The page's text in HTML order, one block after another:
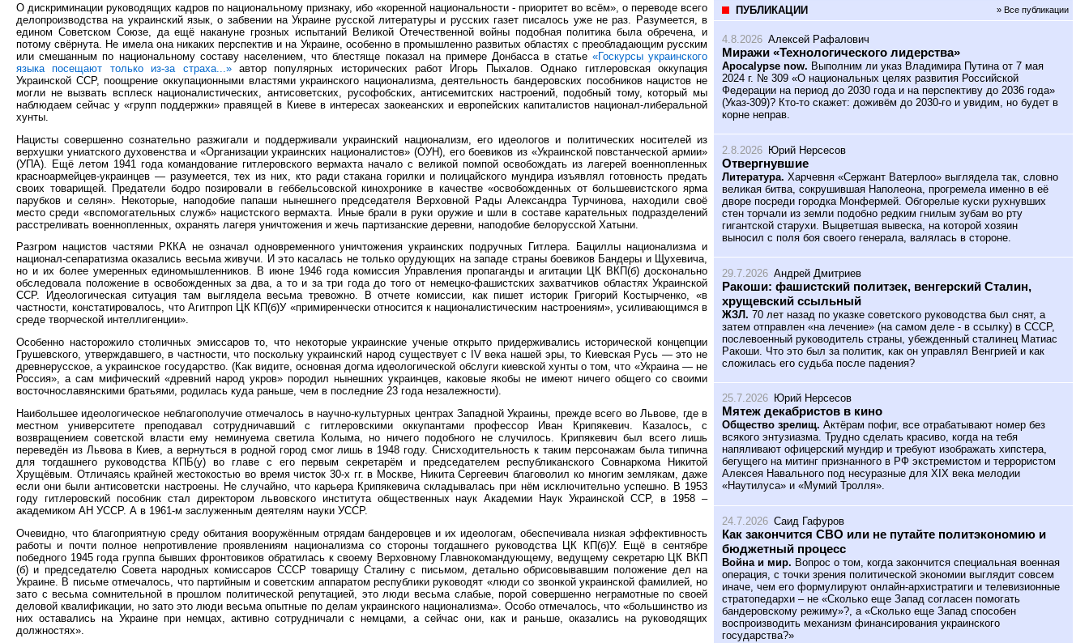
О дискриминации руководящих кадров по национальному признаку, ибо «коренной национальности - приоритет во всём», о переводе всего
делопроизводства на украинский язык, о забвении на Украине русской литературы и русских газет писалось уже не раз. Разумеется, в
едином Советском Союзе, да ещё накануне грозных испытаний Великой Отечественной войны подобная политика была обречена, и
потому свёрнута. Не имела она никаких перспектив и на Украине, особенно в промышленно развитых областях с преобладающим русским
или смешанным по национальному составу населением, что блестяще показал на примере Донбасса в статье «Госкурсы украинского
языка посещают только из-за страха...»автор популярных исторических работ Игорь Пыхалов. Однако гитлеровская оккупация
Украинской ССР, поощрение оккупационными властями украинского национализма, деятельность бандеровских пособников нацистов не
могли не вызвать всплеск националистических, антисоветских, русофобских, антисемитских настроений, подобный тому, который мы
наблюдаем сейчас у «групп поддержки» правящей в Киеве в интересах заокеанских и европейских капиталистов национал-либеральной
хунты.
Нацисты совершенно сознательно разжигали и поддерживали украинский национализм, его идеологов и политических носителей из
верхушки униатского духовенства и «Организации украинских националистов» (ОУН), его боевиков из «Украинской повстанческой армии»
(УПА). Ещё летом 1941 года командование гитлеровского вермахта начало с великой помпой освобождать из лагерей военнопленных
красноармейцев-украинцев — разумеется, тех из них, кто ради стакана горилки и полицайского мундира изъявлял готовность предать
своих товарищей. Предатели бодро позировали в геббельсовской кинохронике в качестве «освобожденных от большевистского ярма
парубков и селян». Некоторые, наподобие папаши нынешнего председателя Верховной Рады Александра Турчинова, находили своё
место среди «вспомогательных служб» нацистского вермахта. Иные брали в руки оружие и шли в составе карательных подразделений
расстреливать военнопленных, охранять лагеря уничтожения и жечь партизанские деревни, наподобие белорусской Хатыни.
Разгром нацистов частями РККА не означал одновременного уничтожения украинских подручных Гитлера. Бациллы национализма и
национал-сепаратизма оказались весьма живучи. И это касалась не только орудующих на западе страны боевиков Бандеры и Щухевича,
но и их более умеренных единомышленников. В июне 1946 года комиссия Управления пропаганды и агитации ЦК ВКП(б) досконально
обследовала положение в освобожденных за два, а то и за три года до того от немецко-фашистских захватчиков областях Украинской
ССР. Идеологическая ситуация там выглядела весьма тревожно. В отчете комиссии, как пишет историк Григорий Костырченко, «в
частности, констатировалось, что Агитпроп ЦК КП(б)У «примиренчески относится к националистическим настроениям», усиливающимся в
среде творческой интеллигенции».
Особенно насторожило столичных эмиссаров то, что некоторые украинские ученые открыто придерживались исторической концепции
Грушевского, утверждавшего, в частности, что поскольку украинский народ существует с IV века нашей эры, то Киевская Русь — это не
древнерусское, а украинское государство. (Как видите, основная догма идеологической обслуги киевской хунты о том, что «Украина — не
Россия», а сам мифический «древний народ укров» породил нынешних украинцев, каковые якобы не имеют ничего общего со своими
восточнославянскими братьями, родилась куда раньше, чем в последние 23 года незалежности).
Наибольшее идеологическое неблагополучие отмечалось в научно-культурных центрах Западной Украины, прежде всего во Львове, где в
местном университете преподавал сотрудничавший с гитлеровскими оккупантами профессор Иван Крипякевич. Казалось, с
возвращением советской власти ему неминуема светила Колыма, но ничего подобного не случилось. Крипякевич был всего лишь
переведён из Львова в Киев, а вернуться в родной город смог лишь в 1948 году. Снисходительность к таким персонажам была типична
для тогдашнего руководства КПБ(у) во главе с его первым секретарём и председателем республиканского Совнаркома Никитой
Хрущёвым. Отличаясь крайней жестокостью во время чисток 30-х гг. в Москве, Никита Сергеевич благоволил ко многим землякам, даже
если они были антисоветски настроены. Не случайно, что карьера Крипякевича складывалась при нём исключительно успешно. В 1953
году гитлеровский пособник стал директором львовского института общественных наук Академии Наук Украинской ССР, в 1958 –
академиком АН УССР. А в 1961-м заслуженным деятелям науки УССР.
Очевидно, что благоприятную среду обитания вооружённым отрядам бандеровцев и их идеологам, обеспечивала низкая эффективность
работы и почти полное непротивление проявлениям национализма со стороны тогдашнего руководства ЦК КП(б)У. Ещё в сентябре
победного 1945 года группа бывших фронтовиков обратилась к своему Верховному Главнокомандующему, ведущему секретарю ЦК ВКП
(б) и председателю Совета народных комиссаров СССР товарищу Сталину с письмом, детально обрисовывавшим положение дел на
Украине. В письме отмечалось, что партийным и советским аппаратом республики руководят «люди со звонкой украинской фамилией, но
зато с весьма сомнительной в прошлом политической репутацией, это люди весьма слабые, порой совершенно неграмотные по своей
деловой квалификации, но зато это люди весьма опытные по делам украинского национализма». Особо отмечалось, что «большинство из
них оставались на Украине при немцах, активно сотрудничали с немцами, а сейчас они, как и раньше, оказались на руководящих
должностях».
ПУБЛИКАЦИИ » Все публикации
4.8.2026 Алексей Рафалович
Миражи «Технологического лидерства»
Apocalypse now. Выполним ли указ Владимира Путина от 7 мая
2024 г. № 309 «О национальных целях развития Российской
Федерации на период до 2030 года и на перспективу до 2036 года»
(Указ-309)? Кто-то скажет: доживём до 2030-го и увидим, но будет в
корне неправ.
2.8.2026 Юрий Нерсесов
Отвергнувшие
Литература. Харчевня «Сержант Ватерлоо» выглядела так, словно
великая битва, сокрушившая Наполеона, прогремела именно в её
дворе посреди городка Монфермей. Обгорелые куски рухнувших
стен торчали из земли подобно редким гнилым зубам во рту
гигантской старухи. Выцветшая вывеска, на которой хозяин
выносил с поля боя своего генерала, валялась в стороне.
29.7.2026 Андрей Дмитриев
Ракоши: фашистский политзек, венгерский Сталин,
хрущевский ссыльный
ЖЗЛ. 70 лет назад по указке советского руководства был снят, а
затем отправлен «на лечение» (на самом деле - в ссылку) в СССР,
послевоенный руководитель страны, убежденный сталинец Матиас
Ракоши. Что это был за политик, как он управлял Венгрией и как
сложилась его судьба после падения?
25.7.2026 Юрий Нерсесов
Мятеж декабристов в кино
Общество зрелищ. Актёрам пофиг, все отрабатывают номер без
всякого энтузиазма. Трудно сделать красиво, когда на тебя
напяливают офицерский мундир и требуют изображать хипстера,
бегущего на митинг признанного в РФ экстремистом и террористом
Алексея Навального под несуразные для XIX века мелодии
«Наутилуса» и «Мумий Тролля».
24.7.2026 Саид Гафуров
Как закончится СВО или не путайте политэкономию и
бюджетный процесс
Война и мир. Вопрос о том, когда закончится специальная военная
операция, с точки зрения политической экономии выглядит совсем
иначе, чем его формулируют онлайн-архистратиги и телевизионные
стратопедархи – не «Сколько еще Запад согласен помогать
бандеровскому режиму»?, а «Сколько еще Запад способен
воспроизводить механизм финансирования украинского
государства?»